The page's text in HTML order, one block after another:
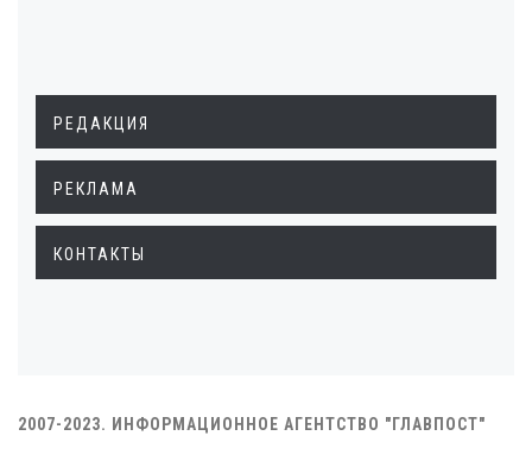
РЕДАКЦИЯ
РЕКЛАМА
КОНТАКТЫ
2007-2023. ИНФОРМАЦИОННОЕ АГЕНТСТВО "ГЛАВПОСТ"